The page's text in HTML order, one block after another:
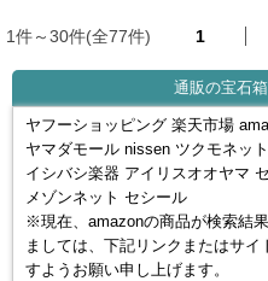
1件～30件(全77件) 1
通販の宝石
ヤフーショッピング 楽天市場
ヤマダモール nissen ツクモネッ
イシバシ楽器 アイリスオオヤマ
メゾンネット セシール
※現在、amazonの商品が検索結
ましては、下記リンクまたはサ
すようお願い申し上げます。